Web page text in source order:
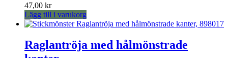
47,00 kr
Lägg till i varukorg
Raglantröja med hålmönstrade